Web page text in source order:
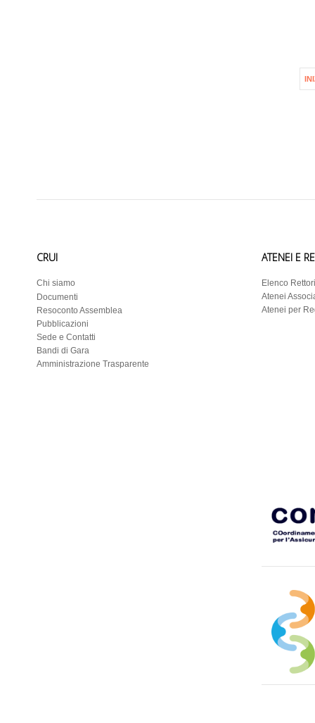
CRUI
Chi siamo
Documenti
Resoconto Assemblea
Pubblicazioni
Sede e Contatti
Bandi di Gara
Amministrazione Trasparente
ATENEI E
Elenco Rettori
Atenei
Atenei per